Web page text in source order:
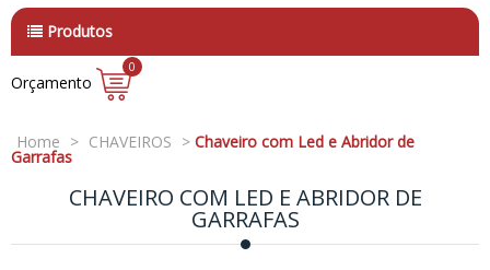
Produtos
Orçamento
0
Home > CHAVEIROS > Chaveiro com Led e Abridor de
Garrafas
CHAVEIRO COM LED E ABRIDOR DE
GARRAFAS